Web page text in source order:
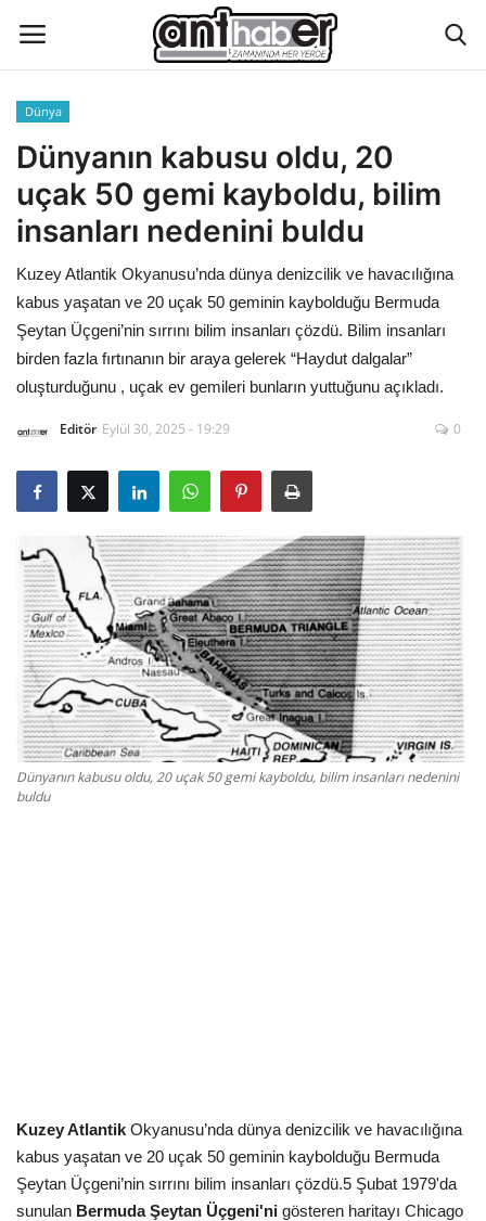
Künye
Eğitim
Hakkımızda
İletişim
Asayiş
Çevre
Gizlilik Politikası
Reklam ve İşbirliği
Bodrum Trafik Yoğunluk Haritası
Turizm
Siyaset
Gündem
Dünya
Dünya
Dünyanın kabusu oldu, 20
uçak 50 gemi kayboldu, bilim
insanları nedenini buldu
Kuzey Atlantik Okyanusu’nda dünya denizcilik ve havacılığına
kabus yaşatan ve 20 uçak 50 geminin kaybolduğu Bermuda
Şeytan Üçgeni’nin sırrını bilim insanları çözdü. Bilim insanları
birden fazla fırtınanın bir araya gelerek “Haydut dalgalar”
oluşturduğunu , uçak ev gemileri bunların yuttuğunu açıkladı.
Editör Eylül 30, 2025 - 19:29 0
Dünyanın kabusu oldu, 20 uçak 50 gemi kayboldu, bilim insanları nedenini
buldu
Kuzey Atlantik Okyanusu’nda dünya denizcilik ve havacılığına
kabus yaşatan ve 20 uçak 50 geminin kaybolduğu Bermuda
Şeytan Üçgeni’nin sırrını bilim insanları çözdü.5 Şubat 1979'da
sunulan Bermuda Şeytan Üçgeni'ni gösteren haritayı Chicago